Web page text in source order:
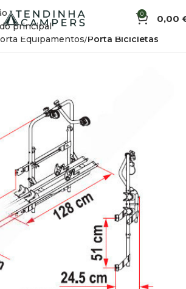
principal
0 0,00
Exterior
Equipamentos Porta Bicicletas